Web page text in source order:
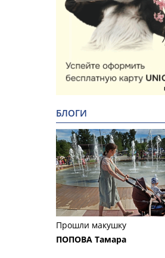
БЛОГИ
Прошли макушку
ПОПОВА Тамара